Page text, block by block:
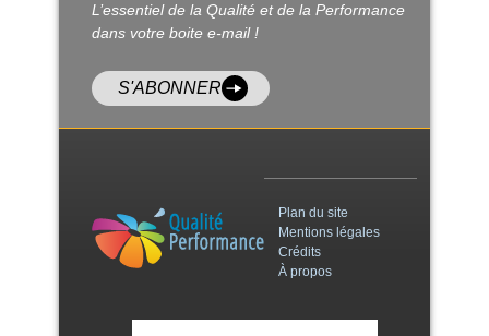
L’essentiel de la Qualité et de la Performance
dans votre boite e-mail !
S'ABONNER
Plan du site
Mentions légales
Crédits
À propos